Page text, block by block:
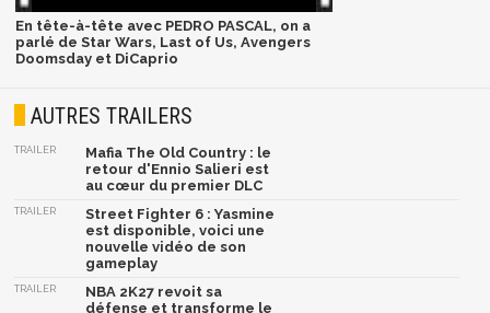
En tête-à-tête avec PEDRO PASCAL, on a
parlé de Star Wars, Last of Us, Avengers
Doomsday et DiCaprio
AUTRES TRAILERS
TRAILER
Mafia The Old Country : le
retour d'Ennio Salieri est
au cœur du premier DLC
TRAILER
Street Fighter 6 : Yasmine
est disponible, voici une
nouvelle vidéo de son
gameplay
TRAILER
NBA 2K27 revoit sa
défense et transforme le